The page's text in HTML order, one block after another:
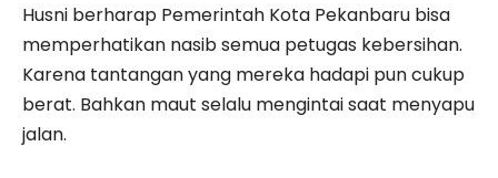
Husni berharap Pemerintah Kota Pekanbaru bisa
memperhatikan nasib semua petugas kebersihan.
Karena tantangan yang mereka hadapi pun cukup
berat. Bahkan maut selalu mengintai saat menyapu
jalan.